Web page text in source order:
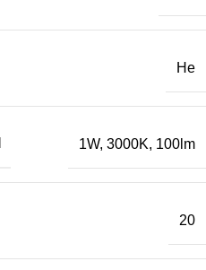
Не
1W, 3000K, 100lm
20